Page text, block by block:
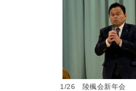
1/26 陵楓会新年会